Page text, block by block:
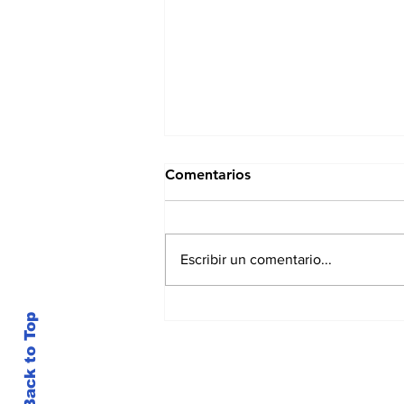
Comentarios
Escribir un comentario...
Back to Top